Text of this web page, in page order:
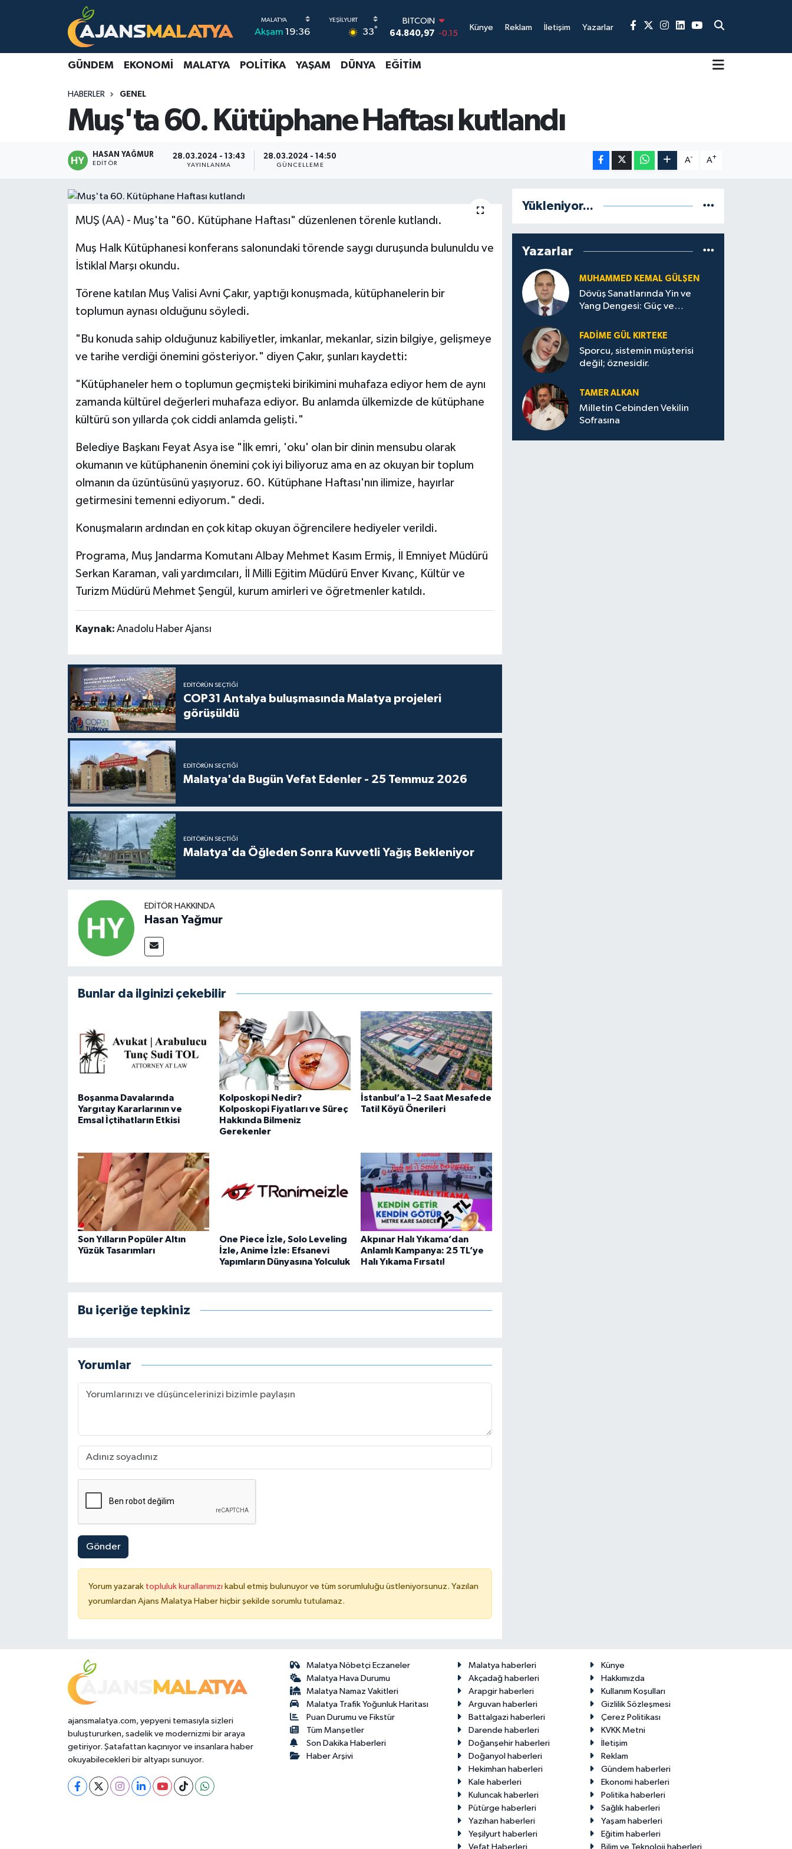
Akşam 19:36 33°
BITCOIN
64.840,97 -0.15
47,7436
EURO
64,4811
GRAM ALTIN
6660.55 0
Künye Reklam İletişim Yazarlar
GÜNDEM EKONOMI MALATYA POLITIKA YAŞAM DÜNYA EĞITIM
HABERLER GENEL
Muş'ta 60. Kütüphane Haftası kutlandı
HASAN YAĞMUR
EDITÖR
28.03.2024 - 13:43
YAYINLANMA
28.03.2024 - 14:50
GÜNCELLEME
A- A+
MUŞ (AA) - Muş'ta "60. Kütüphane Haftası" düzenlenen törenle kutlandı.
Muş Halk Kütüphanesi konferans salonundaki törende saygı duruşunda bulunuldu ve
İstiklal Marşı okundu.
Törene katılan Muş Valisi Avni Çakır, yaptığı konuşmada, kütüphanelerin bir
toplumun aynası olduğunu söyledi.
"Bu konuda sahip olduğunuz kabiliyetler, imkanlar, mekanlar, sizin bilgiye, gelişmeye
ve tarihe verdiği önemini gösteriyor." diyen Çakır, şunları kaydetti:
"Kütüphaneler hem o toplumun geçmişteki birikimini muhafaza ediyor hem de aynı
zamanda kültürel değerleri muhafaza ediyor. Bu anlamda ülkemizde de kütüphane
kültürü son yıllarda çok ciddi anlamda gelişti."
Belediye Başkanı Feyat Asya ise "İlk emri, 'oku' olan bir dinin mensubu olarak
okumanın ve kütüphanenin önemini çok iyi biliyoruz ama en az okuyan bir toplum
olmanın da üzüntüsünü yaşıyoruz. 60. Kütüphane Haftası'nın ilimize, hayırlar
getirmesini temenni ediyorum." dedi.
Konuşmaların ardından en çok kitap okuyan öğrencilere hediyeler verildi.
Programa, Muş Jandarma Komutanı Albay Mehmet Kasım Ermiş, İl Emniyet Müdürü
Serkan Karaman, vali yardımcıları, İl Milli Eğitim Müdürü Enver Kıvanç, Kültür ve
Turizm Müdürü Mehmet Şengül, kurum amirleri ve öğretmenler katıldı.
Kaynak: Anadolu Haber Ajansı
EDITÖRÜN SEÇTIĞI
COP31 Antalya buluşmasında Malatya projeleri
görüşüldü
EDITÖRÜN SEÇTIĞI
Malatya'da Bugün Vefat Edenler - 25 Temmuz 2026
EDITÖRÜN SEÇTIĞI
Malatya'da Öğleden Sonra Kuvvetli Yağış Bekleniyor
EDITÖR HAKKINDA
Hasan Yağmur
Bunlar da ilginizi çekebilir
Boşanma Davalarında
Yargıtay Kararlarının ve
Emsal İçtihatların Etkisi
Kolposkopi Nedir?
Kolposkopi Fiyatları ve Süreç
Hakkında Bilmeniz
Gerekenler
İstanbul’a 1–2 Saat Mesafede
Tatil Köyü Önerileri
Son Yılların Popüler Altın
Yüzük Tasarımları
One Piece İzle, Solo Leveling
İzle, Anime İzle: Efsanevi
Yapımların Dünyasına Yolculuk
Akpınar Halı Yıkama’dan
Anlamlı Kampanya: 25 TL’ye
Halı Yıkama Fırsatı!
Bu içeriğe tepkiniz
Yorumlar
Gönder
Yorum yazarak topluluk kurallarımızı kabul etmiş bulunuyor ve tüm sorumluluğu üstleniyorsunuz. Yazılan
yorumlardan Ajans Malatya Haber hiçbir şekilde sorumlu tutulamaz.
Yükleniyor...
Yazarlar
MUHAMMED KEMAL GÜLŞEN
Dövüş Sanatlarında Yin ve
Yang Dengesi: Güç ve
FADIME GÜL KIRTEKE
Sporcu, sistemin müşterisi
değil; öznesidir.
TAMER ALKAN
Milletin Cebinden Vekilin
Sofrasına
ajansmalatya.com, yepyeni temasıyla sizleri
buluştururken, sadelik ve modernizmi bir araya
getiriyor. Şatafattan kaçınıyor ve insanlara haber
okuyabilecekleri bir altyapı sunuyor.
Malatya Nöbetçi Eczaneler
Malatya Hava Durumu
Malatya Namaz Vakitleri
Malatya Trafik Yoğunluk Haritası
Puan Durumu ve Fikstür
Tüm Manşetler
Son Dakika Haberleri
Haber Arşivi
Malatya haberleri
Künye
Akçadağ haberleri
Hakkımızda
Arapgir haberleri
Kullanım Koşulları
Arguvan haberleri
Gizlilik Sözleşmesi
Battalgazi haberleri
Çerez Politikası
Darende haberleri
KVKK Metni
Doğanşehir haberleri
İletişim
Doğanyol haberleri
Reklam
Hekimhan haberleri
Gündem haberleri
Kale haberleri
Ekonomi haberleri
Kuluncak haberleri
Politika haberleri
Pütürge haberleri
Sağlık haberleri
Yazıhan haberleri
Yaşam haberleri
Yeşilyurt haberleri
Eğitim haberleri
Vefat Haberleri
Bilim ve Teknoloji haberleri
Gündem
Kültür & Sanat
Malatya Nöbetçi Eczaneler
Malatya Trafik Yoğunluk Haritası
TFF 3.Lig 2.Grup Puan Durumu ve Fikstür
Tüm Manşetler
Son Dakika Haberleri
Haber Arşivi